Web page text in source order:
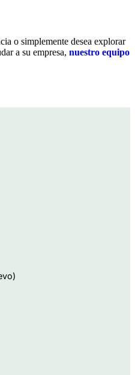
o simplemente desea explorar
a su empresa, nuestro equipo